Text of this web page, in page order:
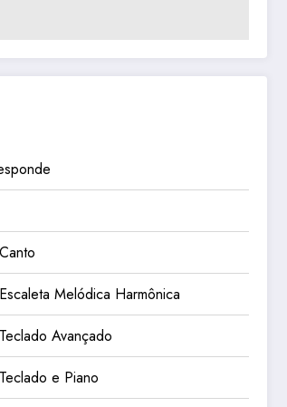
Melódica Harmônica
Avançado
e Piano